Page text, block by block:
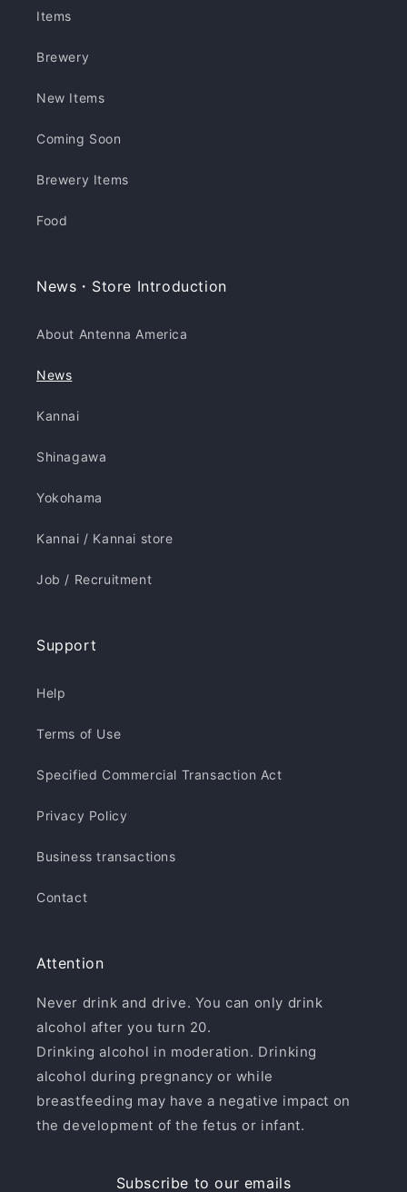
Items
Brewery
New Items
Coming Soon
Brewery Items
Food
News・Store Introduction
About Antenna America
News
Kannai
Shinagawa
Yokohama
Kannai / Kannai store
Job / Recruitment
Support
Help
Terms of Use
Specified Commercial Transaction Act
Privacy Policy
Business transactions
Contact
Attention
Never drink and drive. You can only drink
alcohol after you turn 20.
Drinking alcohol in moderation. Drinking
alcohol during pregnancy or while
breastfeeding may have a negative impact on
the development of the fetus or infant.
Subscribe to our emails